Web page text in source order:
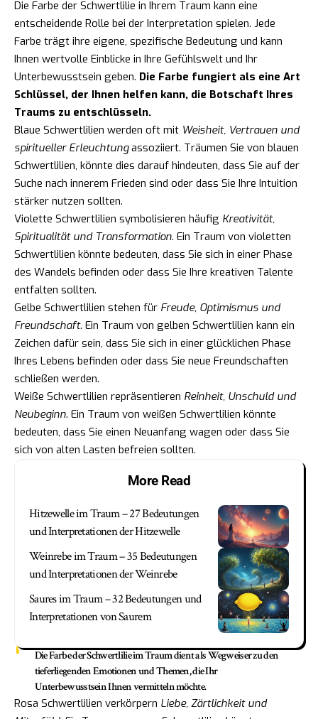
Die Farbe der Schwertlilie in Ihrem Traum kann eine
entscheidende Rolle bei der Interpretation spielen. Jede
Farbe trägt ihre eigene, spezifische Bedeutung und kann
Ihnen wertvolle Einblicke in Ihre Gefühlswelt und Ihr
Unterbewusstsein geben. Die Farbe fungiert als eine Art
Schlüssel, der Ihnen helfen kann, die Botschaft Ihres
Traums zu entschlüsseln.
Blaue Schwertlilien werden oft mit Weisheit, Vertrauen und
spiritueller Erleuchtungassoziiert. Träumen Sie von blauen
Schwertlilien, könnte dies darauf hindeuten, dass Sie auf der
Suche nach innerem Frieden sind oder dass Sie Ihre Intuition
stärker nutzen sollten.
Violette Schwertlilien symbolisieren häufig Kreativität,
Spiritualität und Transformation. Ein Traum von violetten
Schwertlilien könnte bedeuten, dass Sie sich in einer Phase
des Wandels befinden oder dass Sie Ihre kreativen Talente
entfalten sollten.
Gelbe Schwertlilien stehen für Freude, Optimismus und
Freundschaft. Ein Traum von gelben Schwertlilien kann ein
Zeichen dafür sein, dass Sie sich in einer glücklichen Phase
Ihres Lebens befinden oder dass Sie neue Freundschaften
schließen werden.
Weiße Schwertlilien repräsentieren Reinheit, Unschuld und
Neubeginn. Ein Traum von weißen Schwertlilien könnte
bedeuten, dass Sie einen Neuanfang wagen oder dass Sie
sich von alten Lasten befreien sollten.
More Read
Hitzewelle im Traum – 27 Bedeutungen
und Interpretationen der Hitzewelle
Weinrebe im Traum – 35 Bedeutungen
und Interpretationen der Weinrebe
Saures im Traum – 32 Bedeutungen und
Interpretationen von Saurem
Die Farbe der Schwertlilie im Traum dient als Wegweiser zu den
tieferliegenden Emotionen und Themen, die Ihr
Unterbewusstsein Ihnen vermitteln möchte.
Rosa Schwertlilien verkörpern Liebe, Zärtlichkeit und